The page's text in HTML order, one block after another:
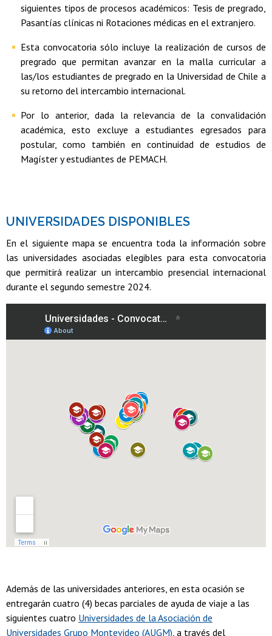
siguientes tipos de procesos académicos: Tesis de pregrado,
Pasantías clínicas ni Rotaciones médicas en el extranjero.
Esta convocatoria sólo incluye la realización de cursos de
pregrado que permitan avanzar en la malla curricular a
las/los estudiantes de pregrado en la Universidad de Chile a
su retorno del intercambio internacional.
Por lo anterior, dada la relevancia de la convalidación
académica, esto excluye a estudiantes egresados para
postular, como también en continuidad de estudios de
Magíster y estudiantes de PEMACH.
UNIVERSIDADES DISPONIBLES
En el siguiente mapa se encuentra toda la información sobre
las universidades asociadas elegibles para esta convocatoria
que permitirá realizar un intercambio presencial internacional
durante el segundo semestre 2024.
Además de las universidades anteriores, en esta ocasión se
entregarán cuatro (4) becas parciales de ayuda de viaje a las
siguientes cuatro Universidades de la Asociación de
Universidades Grupo Montevideo (AUGM), a través del